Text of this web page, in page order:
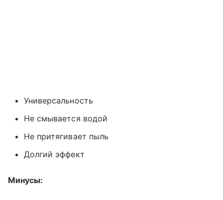
Универсальность
Не смывается водой
Не притягивает пыль
Долгий эффект
Минусы: